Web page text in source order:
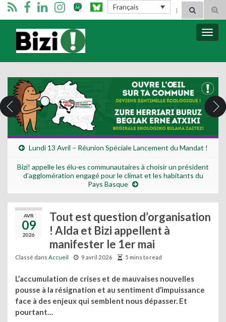
Français Search for:
Bizimugi
Lundi 13 Avril – Réunion Spéciale Lancement du Mandat !
Bizi! appelle les élu·es communautaires à choisir un président
d’agglomération engagé pour le climat et les habitants du
Pays Basque
AVR
09
2026
Tout est question d’organisation
! Alda et Bizi appellent à
manifester le 1er mai
Classé dans Accueil 9 avril 2026 5 mins to read
L’accumulation de crises et de mauvaises nouvelles
pousse à la résignation et au sentiment d’impuissance
face à des enjeux qui semblent nous dépasser. Et
pourtant…